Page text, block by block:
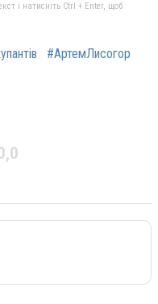
і натисніть Ctrl + Enter, щоб
#АртемЛисогор